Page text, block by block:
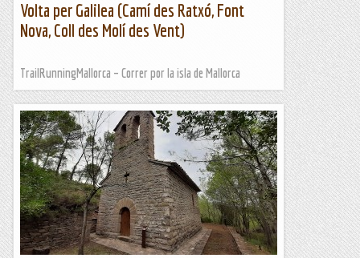
Volta per Galilea (Camí des Ratxó, Font
Nova, Coll des Molí des Vent)
TrailRunningMallorca – Correr por la isla de Mallorca